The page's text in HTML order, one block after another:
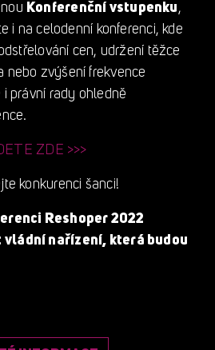
Konferenční vstupenku,
i na celodenní konferenci, kde
cen, udržení těžce
nebo zvýšení frekvence
právní rady ohledně
ZDE >>>
konkurenci šanci!
Reshoper 2022
vládní nařízení, která budou